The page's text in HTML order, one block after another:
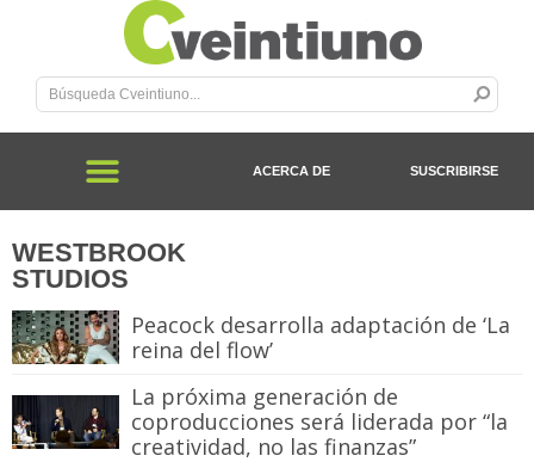
ACERCA DE SUSCRIBIRSE
WESTBROOK
STUDIOS
Peacock desarrolla adaptación de ‘La
reina del flow’
La próxima generación de
coproducciones será liderada por “la
creatividad, no las finanzas”